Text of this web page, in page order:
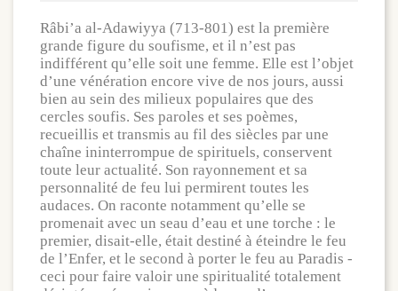
Râbi’a al-Adawiyya (713-801) est la première
grande figure du soufisme, et il n’est pas
indifférent qu’elle soit une femme. Elle est l’objet
d’une vénération encore vive de nos jours, aussi
bien au sein des milieux populaires que des
cercles soufis. Ses paroles et ses poèmes,
recueillis et transmis au fil des siècles par une
chaîne ininterrompue de spirituels, conservent
toute leur actualité. Son rayonnement et sa
personnalité de feu lui permirent toutes les
audaces. On raconte notamment qu’elle se
promenait avec un seau d’eau et une torche : le
premier, disait-elle, était destiné à éteindre le feu
de l’Enfer, et le second à porter le feu au Paradis -
ceci pour faire valoir une spiritualité totalement